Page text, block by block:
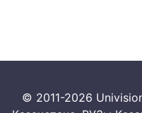
© 2011-2026